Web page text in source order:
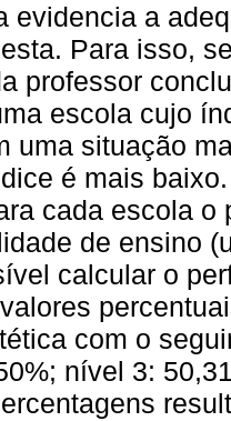
evidencia a
Para isso,
professor
escola cujo
uma situação
é mais
cada escola
de ensino
calcular o
com o
nível 3: